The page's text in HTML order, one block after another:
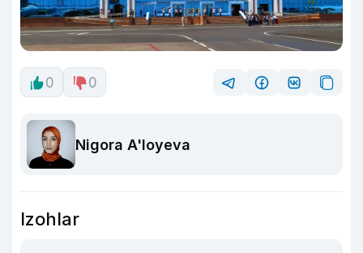
0 0
Nigora A'loyeva
Izohlar